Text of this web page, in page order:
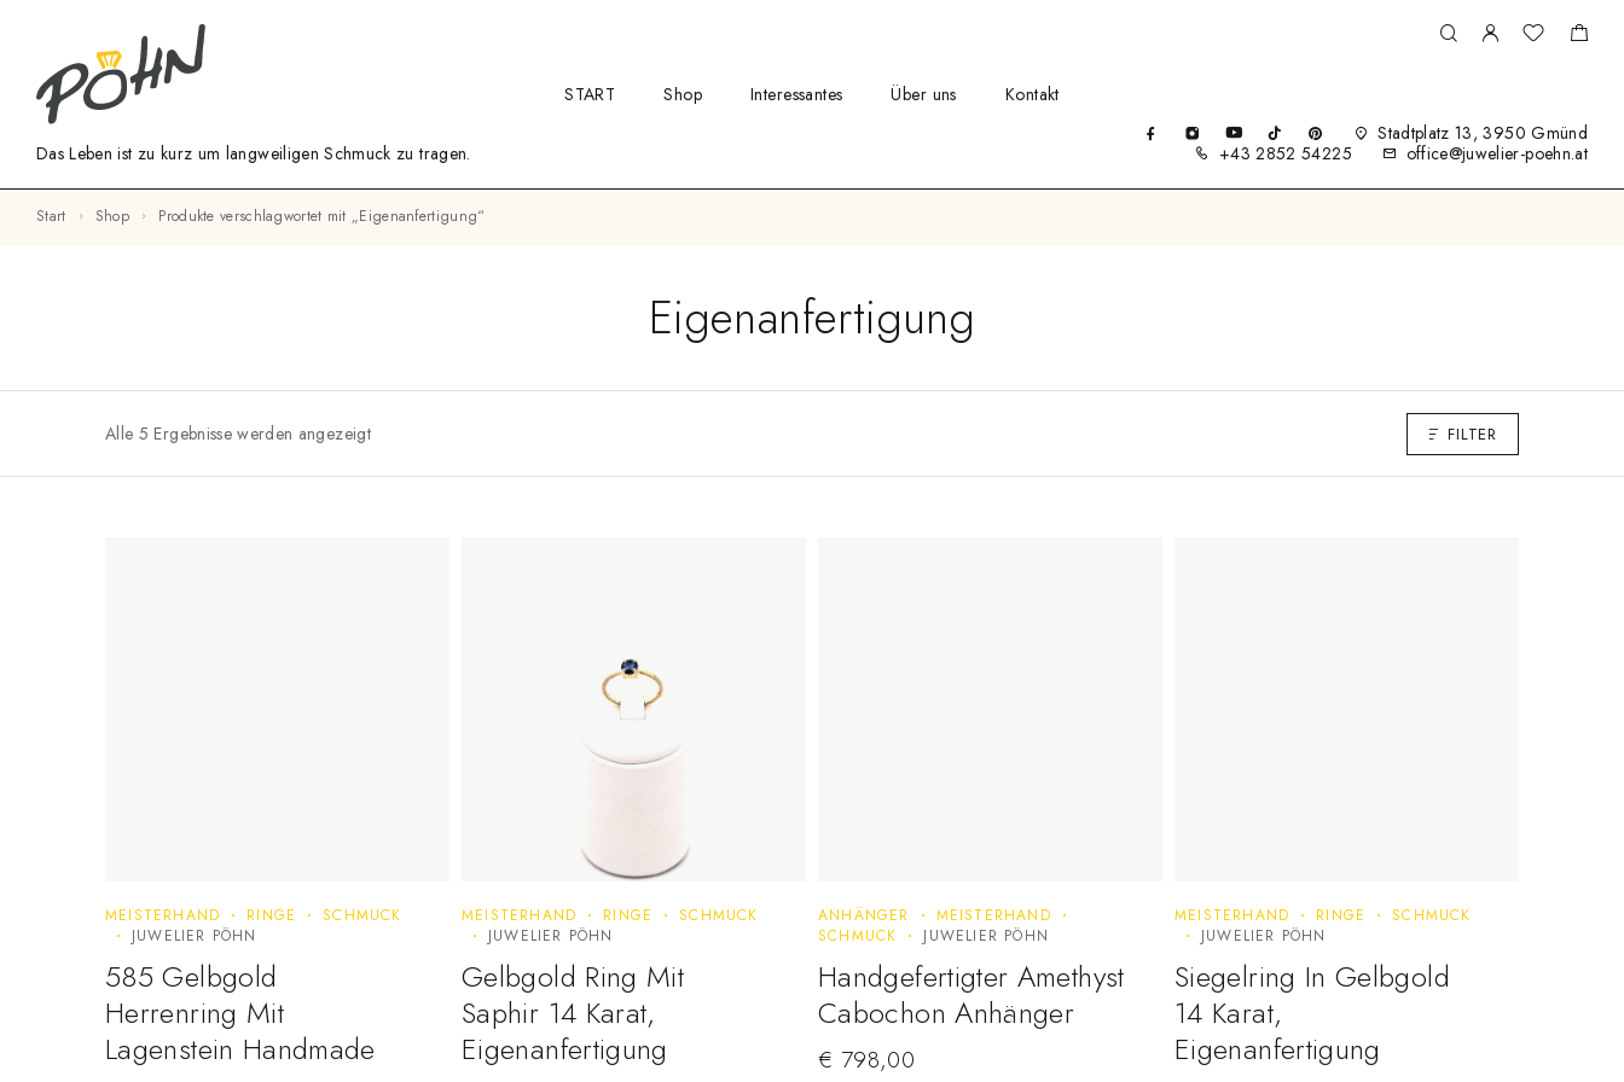
Das Leben ist zu kurz um langweiligen Schmuck zu tragen.
START Shop Interessantes Über uns
Kontakt
Stadtplatz 13, 3950 Gmünd
+43 2852 54225
office@juwelier-poehn.at
Start Shop Produkte verschlagwortet mit „Eigenanfertigung“
Eigenanfertigung
Alle 5 Ergebnisse werden angezeigt FILTER
MEISTERHAND RINGE
SCHMUCK
JUWELIER PÖHN
585 Gelbgold
Herrenring Mit
Lagenstein Handmade
MEISTERHAND RINGE
SCHMUCK
JUWELIER PÖHN
Gelbgold Ring Mit
Saphir 14 Karat,
Eigenanfertigung
ANHÄNGER
MEISTERHAND
SCHMUCK
JUWELIER PÖHN
Handgefertigter Amethyst
Cabochon Anhänger
€ 798,00
MEISTERHAND RINGE
SCHMUCK
JUWELIER PÖHN
Siegelring In Gelbgold
14 Karat,
Eigenanfertigung